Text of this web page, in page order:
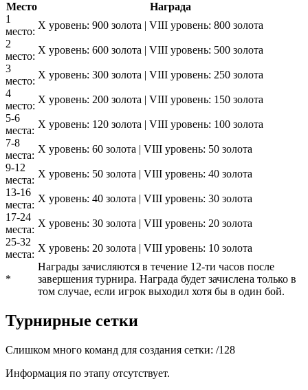
Место
Награда
1
место:
X уровень: 900 золота | VIII уровень: 800 золота
2
место:
X уровень: 600 золота | VIII уровень: 500 золота
3
место:
X уровень: 300 золота | VIII уровень: 250 золота
4
место:
X уровень: 200 золота | VIII уровень: 150 золота
5-6
места:
X уровень: 120 золота | VIII уровень: 100 золота
7-8
места:
X уровень: 60 золота | VIII уровень: 50 золота
9-12
места:
X уровень: 50 золота | VIII уровень: 40 золота
13-16
места:
X уровень: 40 золота | VIII уровень: 30 золота
17-24
места:
X уровень: 30 золота | VIII уровень: 20 золота
25-32
места:
X уровень: 20 золота | VIII уровень: 10 золота
*
Награды зачисляются в течение 12-ти часов после
завершения турнира. Награда будет зачислена только в
том случае, если игрок выходил хотя бы в один бой.
Турнирные сетки
Слишком много команд для создания сетки: /128
Информация по этапу отсутствует.